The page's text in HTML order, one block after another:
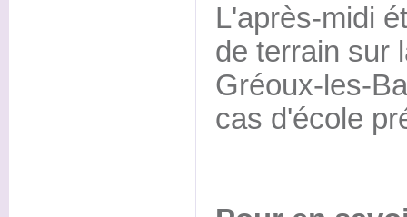
L'après-midi
de terrain sur
Gréoux-les-
cas d'école